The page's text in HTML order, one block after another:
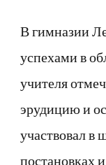
В гимназии
успехами в
учителя
эрудицию и
участвовал в
постановках